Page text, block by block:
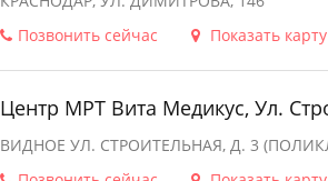
Позвонить сейчас
Показать карту
Центр МРТ Вита Медикус, Ул.
ВИДНОЕ УЛ. СТРОИТЕЛЬНАЯ, Д. 3